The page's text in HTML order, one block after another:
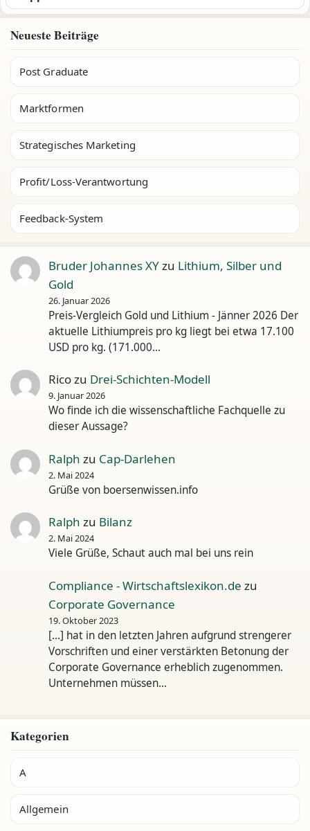
Neueste Beiträge
Post Graduate
Marktformen
Strategisches Marketing
Profit/Loss-Verantwortung
Feedback-System
Bruder Johannes XYzu Lithium, Silber und
Gold
26. Januar 2026
Preis-Vergleich Gold und Lithium - Jänner 2026 Der
aktuelle Lithiumpreis pro kg liegt bei etwa 17.100
USD pro kg. (171.000…
Ricozu Drei-Schichten-Modell
9. Januar 2026
Wo finde ich die wissenschaftliche Fachquelle zu
dieser Aussage?
Ralph zu Cap-Darlehen
2. Mai 2024
Grüße von boersenwissen.info
Ralph zu Bilanz
2. Mai 2024
Viele Grüße, Schaut auch mal bei uns rein
Compliance - Wirtschaftslexikon.de zu
Corporate Governance
19. Oktober 2023
[…] hat in den letzten Jahren aufgrund strengerer
Vorschriften und einer verstärkten Betonung der
Corporate Governance erheblich zugenommen.
Unternehmen müssen…
Kategorien
A
Allgemein